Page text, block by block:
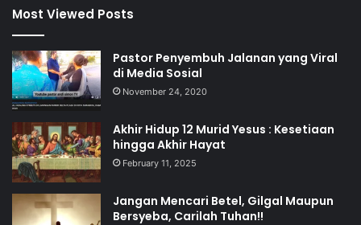
Most Viewed Posts
Pastor Penyembuh Jalanan yang Viral
di Media Sosial
November 24, 2020
Akhir Hidup 12 Murid Yesus : Kesetiaan
hingga Akhir Hayat
February 11, 2025
Jangan Mencari Betel, Gilgal Maupun
Bersyeba, Carilah Tuhan!!